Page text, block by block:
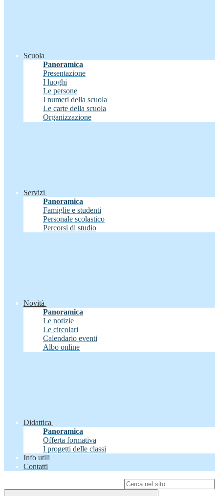
Scuola
Panoramica
Presentazione
I luoghi
Le persone
I numeri della scuola
Le carte della scuola
Organizzazione
Servizi
Panoramica
Famiglie e studenti
Personale scolastico
Percorsi di studio
Novità
Panoramica
Le notizie
Le circolari
Calendario eventi
Albo online
Didattica
Panoramica
Offerta formativa
I progetti delle classi
Info utili
Contatti